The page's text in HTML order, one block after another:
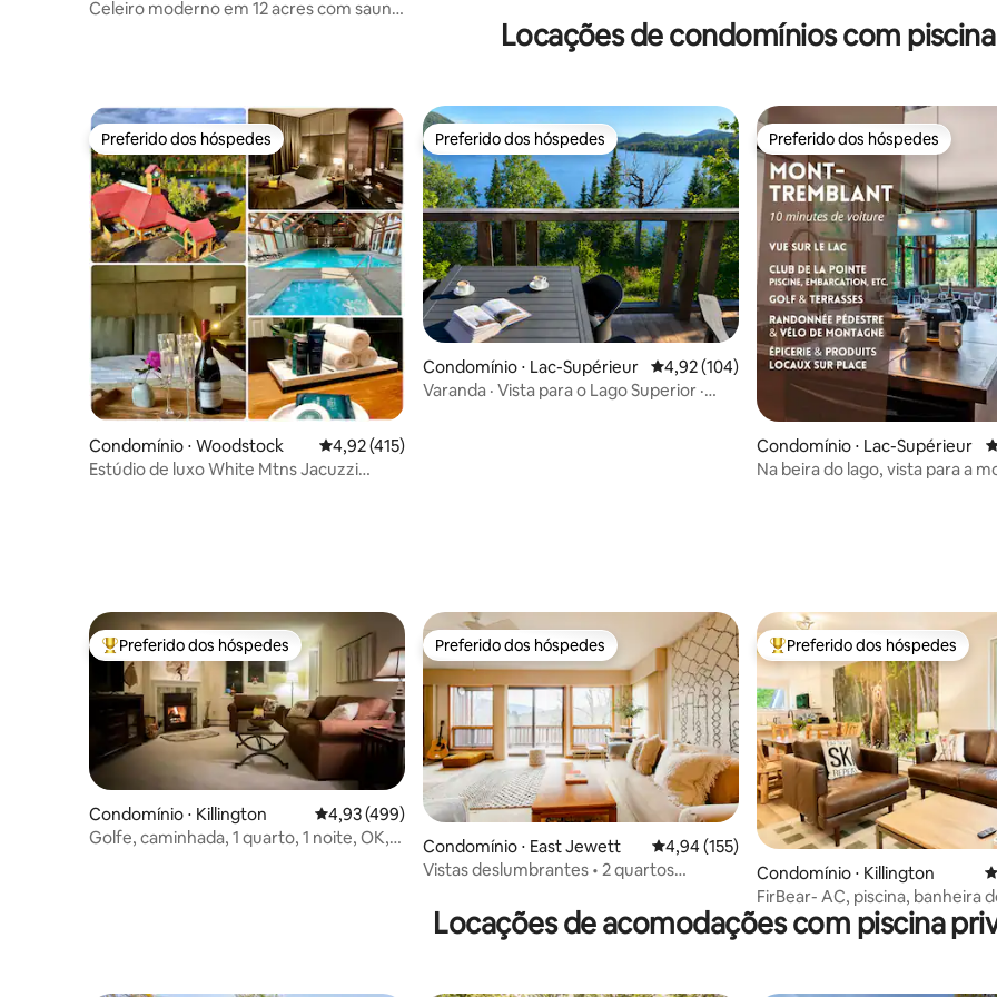
Celeiro moderno em 12 acres com sauna,
Sala de JogosLocações de condomínios com piscina
Preferido dos hóspedes
Preferido dos hóspedes
Condomínio ⋅ Woodstock 4,92 de uma avaliação média de 5, 415 avaliações
4,92 (415)
Estúdio de luxo White Mtns Jacuzzi
Preferido dos hóspedes
Preferido dos hóspedes
Condomínio ⋅ Lac-Supérieur 4,92 de uma avaliação média de 5, 104
4,92 (104)
Varanda · Vista para o Lago Superior ·
Preferido dos hóspedes
Preferido dos hóspedes
Condomínio ⋅ Lac-Supérieur
Na beira do lago, vista para a
Entre os melhores preferidos dos hóspedes
Preferido dos hóspedes
Condomínio ⋅ Killington 4,93 de uma avaliação média de 5, 499 avaliações
4,93 (499)
Golfe, caminhada, 1 quarto, 1 noite, OK,
Preferido dos hóspedes
Preferido dos hóspedes
Condomínio ⋅ East Jewett 4,94 de uma avaliação média de 5, 155
4,94 (155)
Vistas deslumbrantes • 2 quartos
Lagos • Fazenda
Entre os melhores preferidos
Preferido dos hóspedes
Condomínio ⋅ Killington
FirBear- AC, piscina, banheira
hidromassagem, sauna, tênis,
Locações de acomodações com piscina